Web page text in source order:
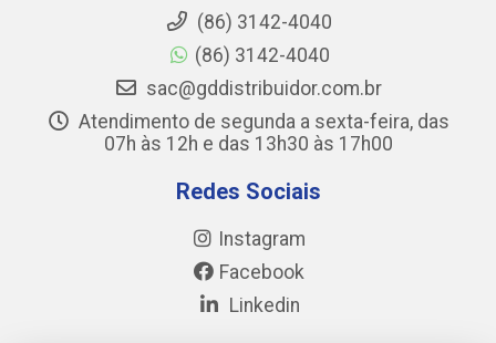
(86) 3142-4040
(86) 3142-4040
sac@gddistribuidor.com.br
Atendimento de segunda a sexta-feira, das
07h às 12h e das 13h30 às 17h00
Redes Sociais
Instagram
Facebook
Linkedin